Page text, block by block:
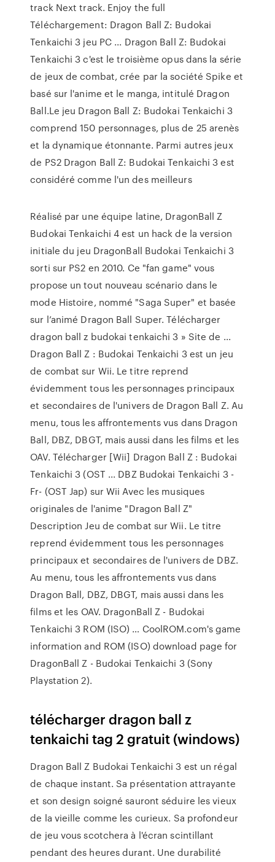
track Next track. Enjoy the full
Téléchargement: Dragon Ball Z: Budokai
Tenkaichi 3 jeu PC ... Dragon Ball Z: Budokai
Tenkaichi 3 c'est le troisième opus dans la série
de jeux de combat, crée par la société Spike et
basé sur l'anime et le manga, intitulé Dragon
Ball.Le jeu Dragon Ball Z: Budokai Tenkaichi 3
comprend 150 personnages, plus de 25 arenès
et la dynamique étonnante. Parmi autres jeux
de PS2 Dragon Ball Z: Budokai Tenkaichi 3 est
considéré comme l'un des meilleurs
Réalisé par une équipe latine, DragonBall Z
Budokai Tenkaichi 4 est un hack de la version
initiale du jeu DragonBall Budokai Tenkaichi 3
sorti sur PS2 en 2010. Ce "fan game" vous
propose un tout nouveau scénario dans le
mode Histoire, nommé "Saga Super" et basée
sur l’animé Dragon Ball Super. Télécharger
dragon ball z budokai tenkaichi 3 » Site de ...
Dragon Ball Z : Budokai Tenkaichi 3 est un jeu
de combat sur Wii. Le titre reprend
évidemment tous les personnages principaux
et secondaires de l'univers de Dragon Ball Z. Au
menu, tous les affrontements vus dans Dragon
Ball, DBZ, DBGT, mais aussi dans les films et les
OAV. Télécharger [Wii] Dragon Ball Z : Budokai
Tenkaichi 3 (OST ... DBZ Budokai Tenkaichi 3 -
Fr- (OST Jap) sur Wii Avec les musiques
originales de l'anime "Dragon Ball Z"
Description Jeu de combat sur Wii. Le titre
reprend évidemment tous les personnages
principaux et secondaires de l'univers de DBZ.
Au menu, tous les affrontements vus dans
Dragon Ball, DBZ, DBGT, mais aussi dans les
films et les OAV. DragonBall Z - Budokai
Tenkaichi 3 ROM (ISO) … CoolROM.com's game
information and ROM (ISO) download page for
DragonBall Z - Budokai Tenkaichi 3 (Sony
Playstation 2).
télécharger dragon ball z
tenkaichi tag 2 gratuit (windows)
Dragon Ball Z Budokai Tenkaichi 3 est un régal
de chaque instant. Sa présentation attrayante
et son design soigné sauront séduire les vieux
de la vieille comme les curieux. Sa profondeur
de jeu vous scotchera à l'écran scintillant
pendant des heures durant. Une durabilité